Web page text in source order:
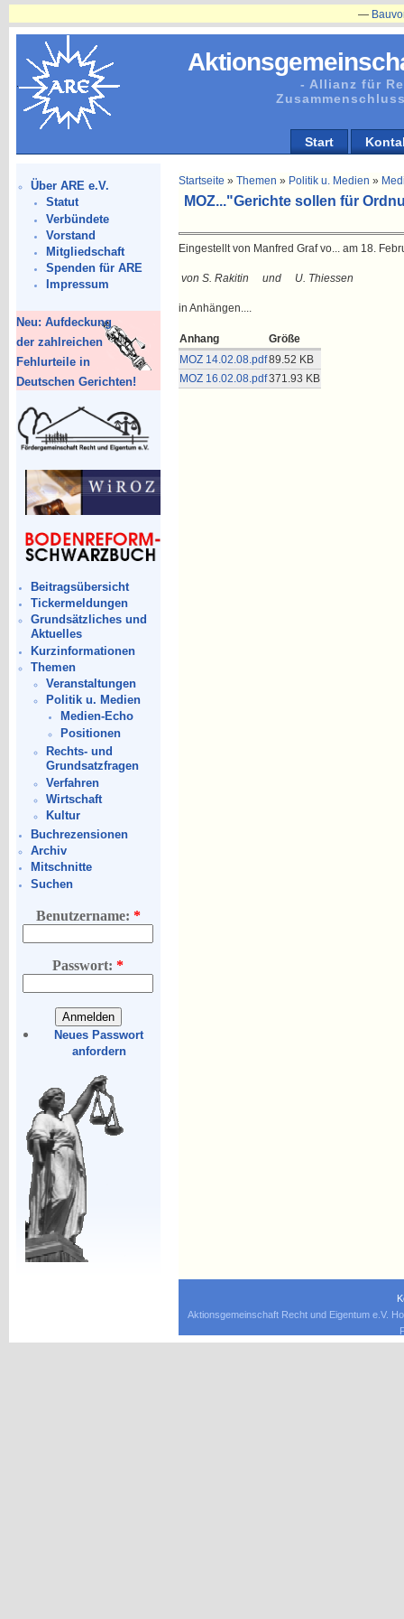
- Allianz für
Start
Über ARE e.V.
Statut
Verbündete
Vorstand
Mitgliedschaft
Spenden für ARE
Impressum
Neu: Aufdeckung
der zahlreichen
Fehlurteile in
Deutschen Gerichten!
Beitragsübersicht
Tickermeldungen
Grundsätzliches und
Aktuelles
Kurzinformationen
Themen
Veranstaltungen
Politik u. Medien
Medien-Echo
Positionen
Rechts- und
Grundsatzfragen
Verfahren
Wirtschaft
Kultur
Buchrezensionen
Archiv
Mitschnitte
Suchen
Benutzername: *
Passwort:*
Neues Passwort
anfordern
Startseite » Themen » Politik u. Medien »
MOZ..."Gerichte sollen für
Eingestellt von Manfred Graf vo... am 18.
von S. Rakitin und U. Thiessen
in Anhängen....
Anhang
Größe
MOZ 14.02.08.pdf89.52 KB
MOZ 16.02.08.pdf371.93 KB
Aktionsgemeinschaft Recht und Eigentum e.V.